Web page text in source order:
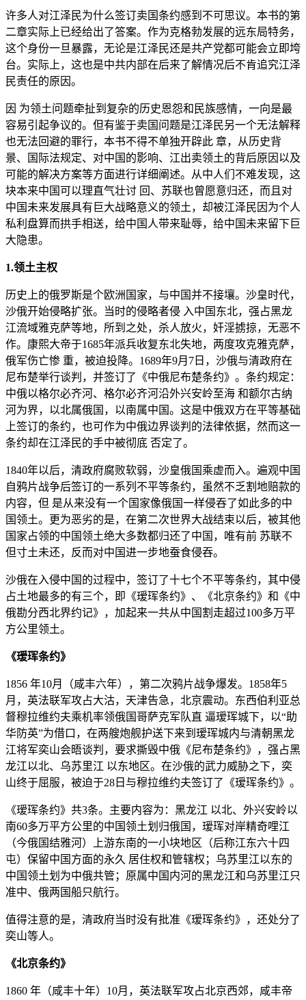
许多人对江泽民为什么签订卖国条约感到不可思议。本书的第
二章实际上已经给出了答案。作为克格勃发展的远东局特务，
这个身份一旦暴露，无论是江泽民还是共产党都可能会立即垮
台。实际上，这也是中共内部在后来了解情况后不肯追究江泽
民责任的原因。
因 为领土问题牵扯到复杂的历史恩怨和民族感情，一向是最
容易引起争议的。但有鉴于卖国问题是江泽民另一个无法解释
也无法回避的罪行，本书不得不单独开辟此 章，从历史背
景、国际法规定、对中国的影响、江出卖领土的背后原因以及
可能的解决方案等方面进行详细阐述。从中人们不难发现，这
块本来中国可以理直气壮讨 回、苏联也曾愿意归还，而且对
中国未来发展具有巨大战略意义的领土，却被江泽民因为个人
私利盘算而拱手相送，给中国人带来耻辱，给中国未来留下巨
大隐患。
1.领土主权
历史上的俄罗斯是个欧洲国家，与中国并不接壤。沙皇时代，
沙俄开始侵略扩张。当时的侵略者侵 入中国东北，强占黑龙
江流域雅克萨等地，所到之处，杀人放火，奸淫掳掠，无恶不
作。康熙大帝于1685年派兵收复东北失地，两度攻克雅克萨，
俄军伤亡惨 重，被迫投降。1689年9月7日，沙俄与清政府在
尼布楚举行谈判，并签订了《中俄尼布楚条约》。条约规定：
中俄以格尔必齐河、格尔必齐河沿外兴安岭至海 和额尔古纳
河为界，以北属俄国，以南属中国。这是中俄双方在平等基础
上签订的条约，也可作为中俄边界谈判的法律依据，然而这一
条约却在江泽民的手中被彻底 否定了。
1840年以后，清政府腐败软弱，沙皇俄国乘虚而入。遍观中国
自鸦片战争后签订的一系列不平等条约，虽然不乏割地赔款的
内容，但 是从来没有一个国家像俄国一样侵吞了如此多的中
国领土。更为恶劣的是，在第二次世界大战结束以后，被其他
国家占领的中国领土绝大多数都归还了中国，唯有前 苏联不
但寸土未还，反而对中国进一步地蚕食侵吞。
沙俄在入侵中国的过程中，签订了十七个不平等条约，其中侵
占土地最多的有三个，即《瑷珲条约》、《北京条约》和《中
俄勘分西北界约记》，加起来一共从中国割走超过100多万平
方公里领土。
《瑷珲条约》
1856 年10月（咸丰六年），第二次鸦片战争爆发。1858年5
月，英法联军攻占大沽，天津告急，北京震动。东西伯利亚总
督穆拉维约夫乘机率领俄国哥萨克军队直 逼瑷珲城下，以“助
华防英”为借口，在两艘炮舰护送下来到瑷珲城内与清朝黑龙
江将军奕山会晤谈判，要求撕毁中俄《尼布楚条约》，强占黑
龙江以北、乌苏里江 以东地区。在沙俄的武力威胁之下，奕
山终于屈服，被迫于28日与穆拉维约夫签订了《瑷珲条约》。
《瑷珲条约》共3条。主要内容为：黑龙江 以北、外兴安岭以
南60多万平方公里的中国领土划归俄国，瑷珲对岸精奇哩江
（今俄国结雅河）上游东南的一小块地区（后称江东六十四
屯）保留中国方面的永久 居住权和管辖权；乌苏里江以东的
中国领土划为中俄共管；原属中国内河的黑龙江和乌苏里江只
准中、俄两国船只航行。
值得注意的是，清政府当时没有批准《瑷珲条约》，还处分了
奕山等人。
《北京条约》
1860 年（咸丰十年）10月，英法联军攻占北京西郊，咸丰帝